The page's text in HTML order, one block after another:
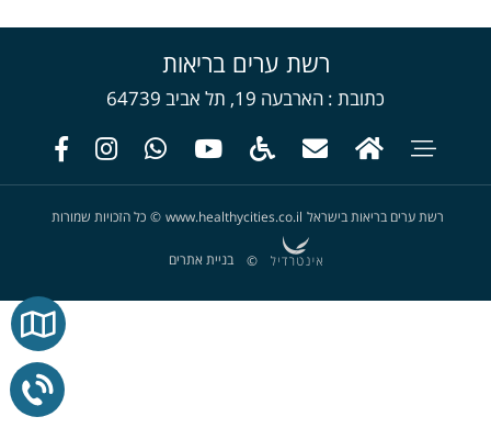
רשת ערים בריאות
כתובת הארבעה 19, תל אביב 64739
רשת ערים בריאות בישראל www.healthycities.co.il
© כל הזכויות שמורות
© בניית אתרים